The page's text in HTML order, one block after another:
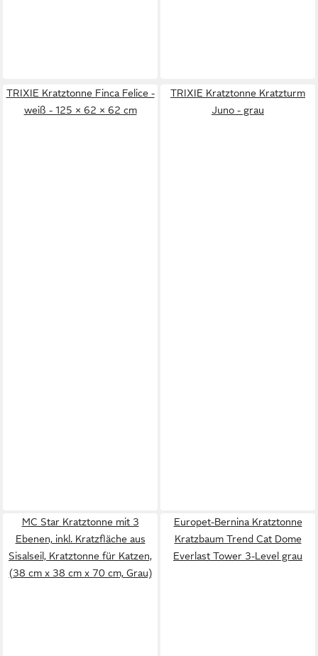
TRIXIE Kratztonne Finca Felice -
weiß - 125 × 62 × 62 cm
TRIXIE Kratztonne Kratzturm
Juno - grau
MC Star Kratztonne mit 3
Ebenen, inkl. Kratzfläche aus
Sisalseil, Kratztonne für Katzen,
(38 cm x 38 cm x 70 cm, Grau)
Europet-Bernina Kratztonne
Kratzbaum Trend Cat Dome
Everlast Tower 3-Level grau